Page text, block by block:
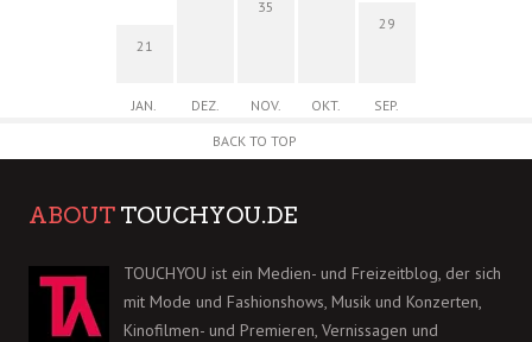
21
JAN. DEZ.
35
NOV. OKT.
29
SEP.
BACK TO TOP
ABOUT TOUCHYOU.DE
TOUCHYOU ist ein Medien- und Freizeitblog, der sich
mit Mode und Fashionshows, Musik und Konzerten,
Kinofilmen- und Premieren, Vernissagen und